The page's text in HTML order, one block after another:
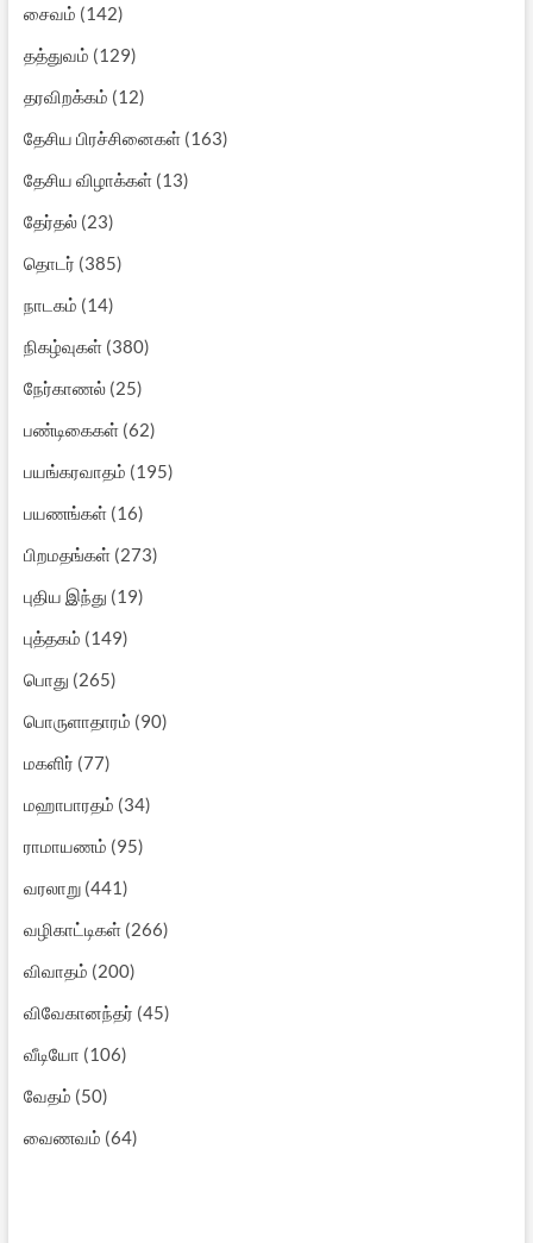
சைவம் (142)
தத்துவம் (129)
தரவிறக்கம் (12)
தேசிய பிரச்சினைகள்(163)
தேசிய விழாக்கள்(13)
தேர்தல்(23)
தொடர் (385)
நாடகம் (14)
நிகழ்வுகள்(380)
நேர்காணல்(25)
பண்டிகைகள்(62)
பயங்கரவாதம் (195)
பயணங்கள்(16)
பிறமதங்கள்(273)
புதிய இந்து (19)
புத்தகம் (149)
பொது (265)
பொருளாதாரம் (90)
மகளிர் (77)
மஹாபாரதம் (34)
ராமாயணம் (95)
வரலாறு(441)
வழிகாட்டிகள்(266)
விவாதம் (200)
விவேகானந்தர் (45)
வீடியோ (106)
வேதம் (50)
வைணவம் (64)